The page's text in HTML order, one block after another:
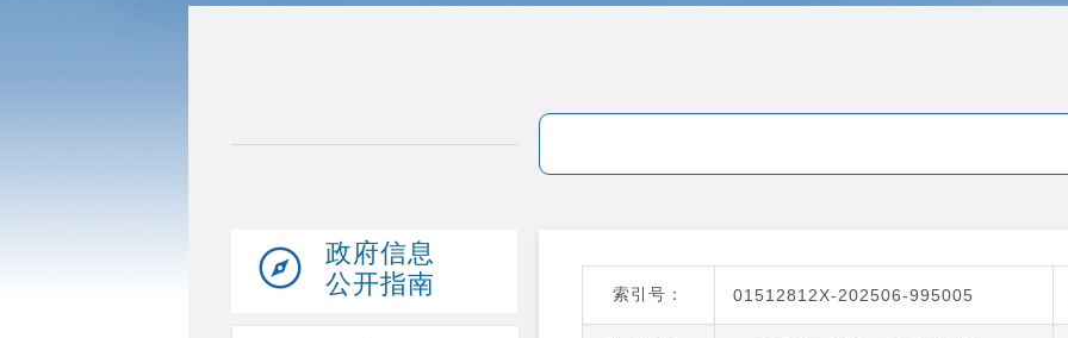
政府信息
公开指南
索引号： 01512812X-202506-995005